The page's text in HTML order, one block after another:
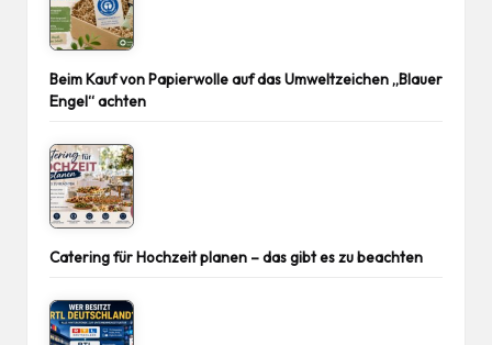
Beim Kauf von Papierwolle auf das Umweltzeichen „Blauer
Engel“ achten
Catering für Hochzeit planen – das gibt es zu beachten